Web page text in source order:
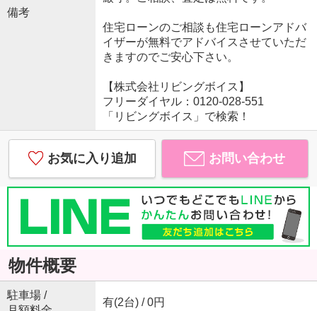
備考
住宅ローンのご相談も住宅ローンアドバ
イザーが無料でアドバイスさせていただ
きますのでご安心下さい。
【株式会社リビングボイス】
フリーダイヤル：0120-028-551
「リビングボイス」で検索！
お気に入り追加 お問い合わせ
物件概要
駐車場 /
有(2台) / 0円